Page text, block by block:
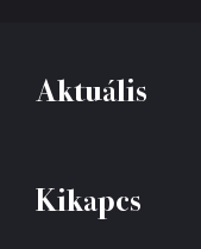
Aktuális
Kikapcs